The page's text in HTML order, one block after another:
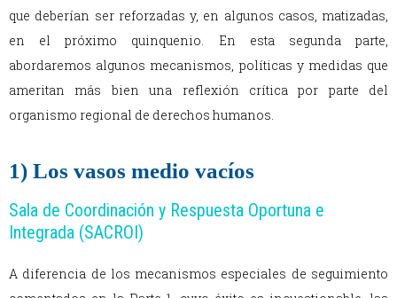
que deberían ser reforzadas y, en algunos casos, matizadas,
en el próximo quinquenio. En esta segunda parte,
abordaremos algunos mecanismos, políticas y medidas que
ameritan más bien una reflexión crítica por parte del
organismo regional de derechos humanos.
1) Los vasos medio vacíos
Sala de Coordinación y Respuesta Oportuna e
Integrada (SACROI)
A diferencia de los mecanismos especiales de seguimiento